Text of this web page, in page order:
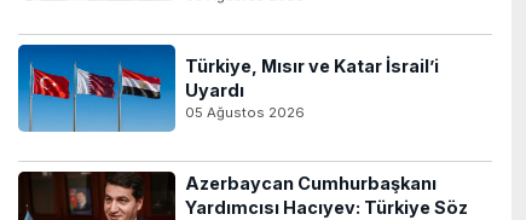
Türkiye, Mısır ve Katar İsrail’i
Uyardı
05 Ağustos 2026
Azerbaycan Cumhurbaşkanı
Yardımcısı Hacıyev: Türkiye Söz